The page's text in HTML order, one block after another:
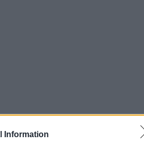
Information